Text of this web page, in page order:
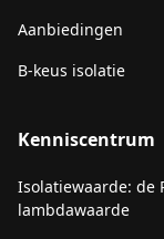
Aanbiedingen
B-keus isolatie
Kenniscentrum
Isolatiewaarde: de
lambdawaarde